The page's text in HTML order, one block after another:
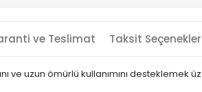
ve Teslimat Taksit
ve uzun ömürlü kullanımını